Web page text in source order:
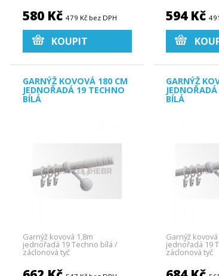
580 Kč479 Kč bez DPH
KOUPIT
594 Kč
GARNÝŽ KOVOVÁ 180 CM
JEDNOŘADÁ 19 TECHNO
BÍLÁ
Garnýž kovová 1,8m
jednořadá 19 Techno bílá /
záclonová tyč
GARNÝŽ
BÍLÁ
Garnýž kovová
jednořadá 19
záclonová tyč